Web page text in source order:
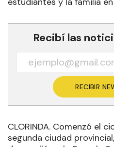
Recibí las
RECIBIR
CLORINDA. Comenzó el
segunda ciudad